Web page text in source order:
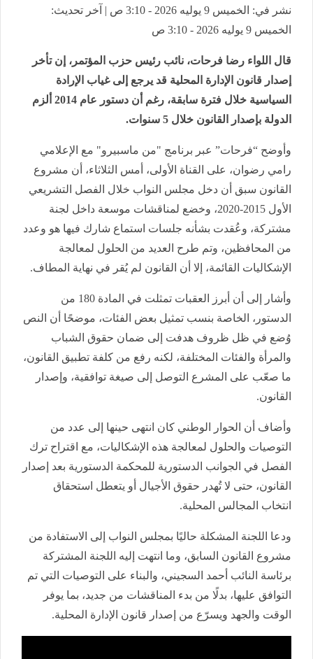
نشر في: الخميس 9 يوليه 2026 - 3:10 ص | آخر تحديث:
الخميس 9 يوليه 2026 - 3:10 ص
قال اللواء رضا فرحات، نائب رئيس حزب المؤتمر، إن تأخر
إصدار قانون الإدارة المحلية قد يرجع إلى غياب الإرادة
السياسية خلال فترة سابقة، رغم أن دستور عام 2014 ألزم
الدولة بإصدار القانون خلال 5 سنوات.
وأوضح “فرحات” عبر برنامج "من ماسبيرو" مع الإعلامي
رامي رضوان، على القناة الأولى، أمس الثلاثاء، أن مشروع
القانون سبق أن دخل مجلس النواب خلال الفصل التشريعي
الأول 2015-2020، وخضع لمناقشات موسعة داخل لجنة
مشتركة، وعُقدت بشأنه جلسات استماع شارك فيها هو وعدد
من المحافظين، وتم طرح العديد من الحلول لمعالجة
الإشكاليات القائمة، إلا أن القانون لم يُقر في نهاية المطاف.
وأشار إلى أن أبرز العقبات تمثلت في المادة 180 من
الدستور، الخاصة بنسب تمثيل بعض الفئات، موضحًا أن النص
وُضع في ظل ظروف هدفت إلى ضمان حقوق الشباب
والمرأة والفئات المختلفة، لكنه رفع من كلفة تطبيق القانون،
ما صعّب على المشرع التوصل إلى صيغة توافقية، وإصدار
القانون.
وأضاف أن الحوار الوطني كان انتهى حينها إلى عدد من
التوصيات والحلول لمعالجة هذه الإشكاليات، مع اقتراح ترك
الفصل في الجوانب الدستورية للمحكمة الدستورية بعد إصدار
القانون، حتى لا تُهدر حقوق الأجيال أو يتعطل استحقاق
انتخاب المجالس المحلية.
ودعا اللجنة المشكلة حاليًا بمجلس النواب إلى الاستفادة من
مشروع القانون السابق، وما انتهت إليه اللجنة المشتركة
برئاسة النائب أحمد السجيني، والبناء على التوصيات التي تم
التوافق عليها، بدلًا من بدء المناقشات من جديد، بما يوفر
الوقت والجهد ويسرّع من إصدار قانون الإدارة المحلية.